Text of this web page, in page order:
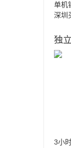
单机
深圳
独
3小